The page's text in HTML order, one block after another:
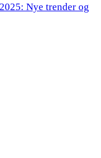
Nye trender og